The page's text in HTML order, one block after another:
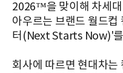
2026™을 맞이해 차세
아우르는 브랜드 월드컵
터(Next Starts Now)'를
회사에 따르면 현대차는